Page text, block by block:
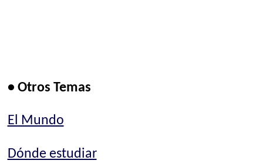
• Otros Temas
El Mundo
Dónde estudiar